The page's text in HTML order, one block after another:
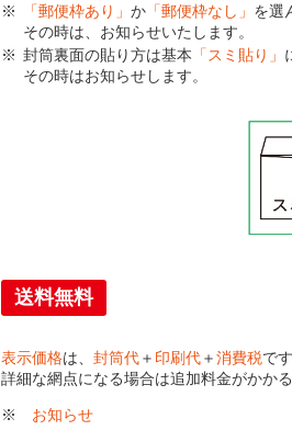
「郵便枠あり」 か 「郵便枠なし」 を選
その時は、お知らせいたします。
封筒裏面の貼り方は基本 「スミ貼り」
その時はお知らせします。
送料無料
表示価格は、 封筒代 ＋ 印刷代 ＋ 消費税です
詳細な網点になる場合は追加料金がかか
※ お知らせ